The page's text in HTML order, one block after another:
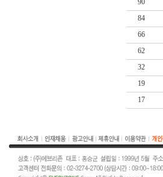
90
84
66
62
32
19
17